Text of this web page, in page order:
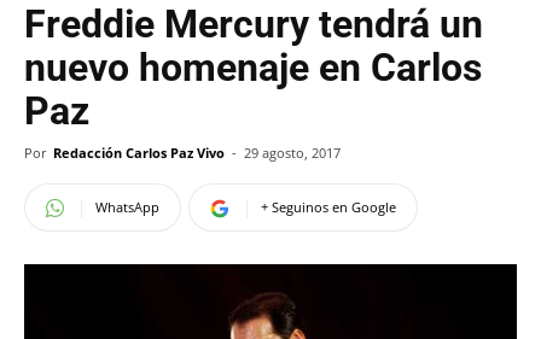
Freddie Mercury tendrá un
nuevo homenaje en Carlos
Paz
Por Redacción Carlos Paz Vivo - 29 agosto, 2017
WhatsApp + Seguinos en Google